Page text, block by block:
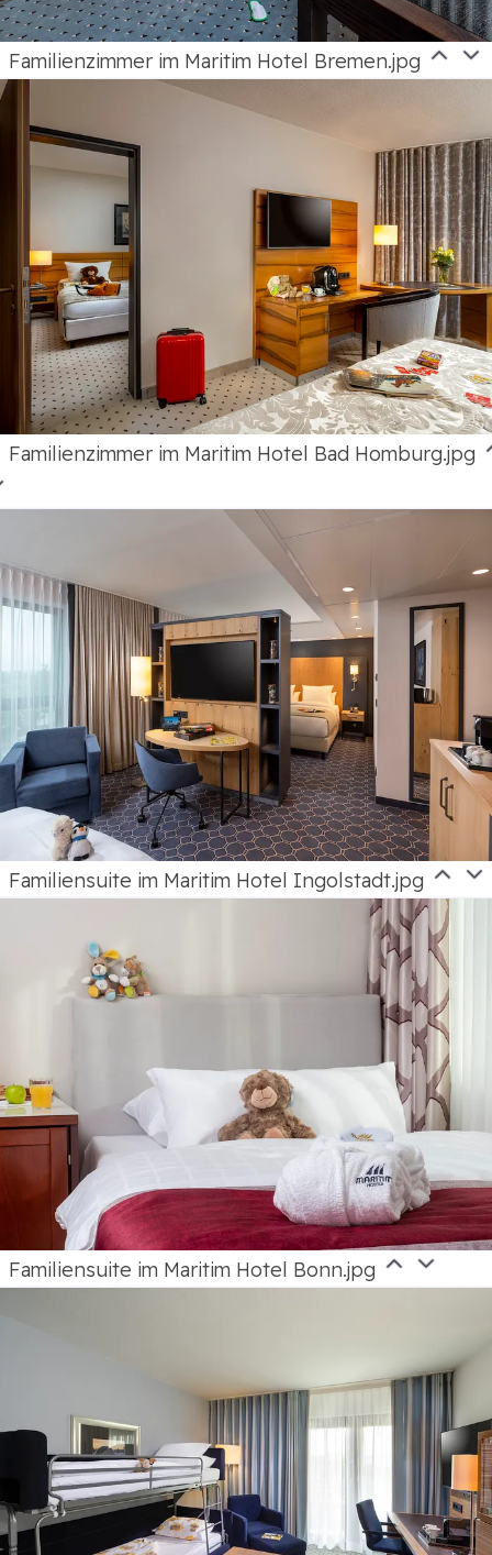
Familienzimmer im Maritim Hotel Bremen.jpg
Familienzimmer im Maritim Hotel Bad Homburg.jpg
Familiensuite im Maritim Hotel Ingolstadt.jpg
Familiensuite im Maritim Hotel Bonn.jpg